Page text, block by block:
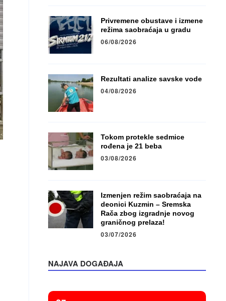
Privremene obustave i izmene
režima saobraćaja u gradu
06/08/2026
Rezultati analize savske vode
04/08/2026
Tokom protekle sedmice
rođena je 21 beba
03/08/2026
Izmenjen režim saobraćaja na
deonici Kuzmin – Sremska
Rača zbog izgradnje novog
graničnog prelaza!
03/07/2026
NAJAVA DOGAĐAJA